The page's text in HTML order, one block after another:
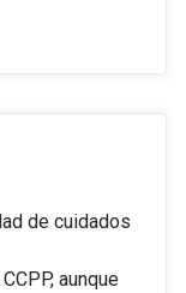
de cuidados
aunque